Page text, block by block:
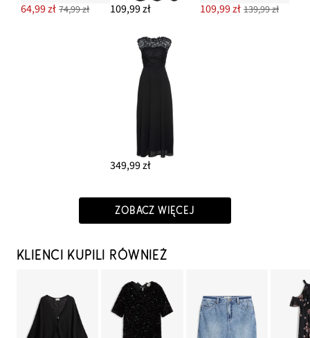
64,99 zł 74,99 zł 109,99 zł 109,99 zł 139,99 zł
349,99 zł
ZOBACZ WIĘCEJ
KLIENCI KUPILI RÓWNIEŻ